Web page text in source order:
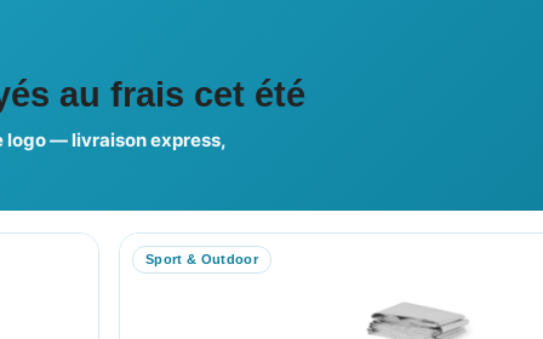
au frais cet été
logo — livraison express,
Sport & Outdoor
choisir ?